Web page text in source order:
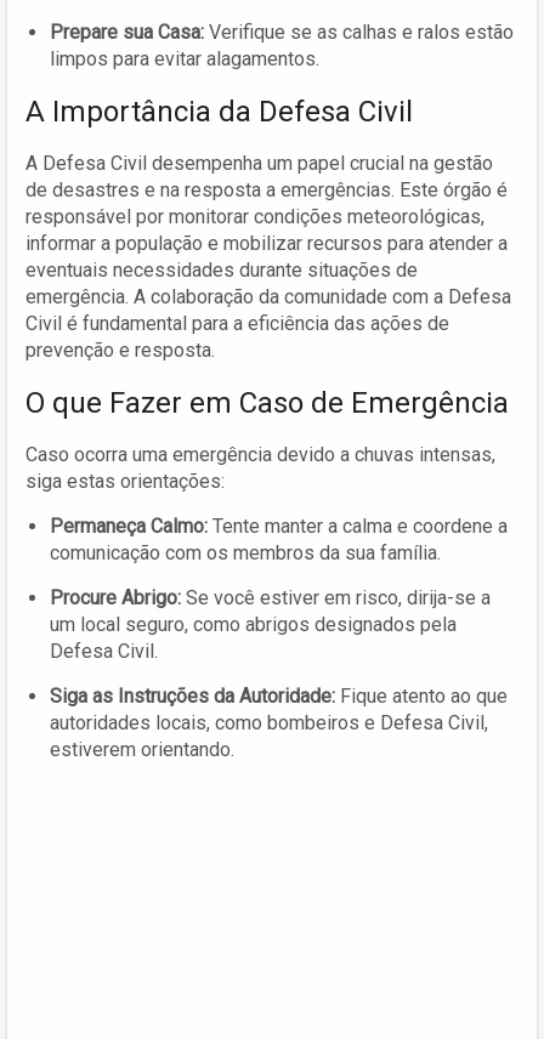
Prepare sua Casa: Verifique se as calhas e ralos estão
limpos para evitar alagamentos.
A Importância da Defesa Civil
A Defesa Civil desempenha um papel crucial na gestão
de desastres e na resposta a emergências. Este órgão é
responsável por monitorar condições meteorológicas,
informar a população e mobilizar recursos para atender a
eventuais necessidades durante situações de
emergência. A colaboração da comunidade com a Defesa
Civil é fundamental para a eficiência das ações de
prevenção e resposta.
O que Fazer em Caso de Emergência
Caso ocorra uma emergência devido a chuvas intensas,
siga estas orientações:
Permaneça Calmo: Tente manter a calma e coordene a
comunicação com os membros da sua família.
Procure Abrigo: Se você estiver em risco, dirija-se a
um local seguro, como abrigos designados pela
Defesa Civil.
Siga as Instruções da Autoridade: Fique atento ao que
autoridades locais, como bombeiros e Defesa Civil,
estiverem orientando.